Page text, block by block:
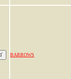
BARROWS